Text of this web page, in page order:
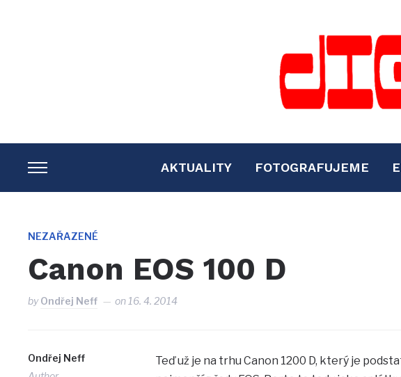
TOGGLE
SIDEBAR
NAVIGATION
AKTUALITY FOTOGRAFUJEME
NEZAŘAZENÉ
Canon EOS 100 D
byOndřej Neff on 16. 4. 2014
Ondřej Neff
Teď už je na trhu Canon 1200 D, který je